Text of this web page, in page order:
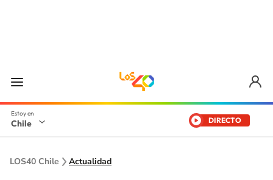
Chile DIRECTO
LOS40 Chile Actualidad